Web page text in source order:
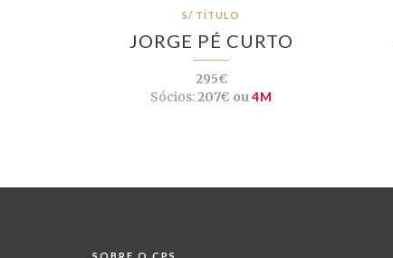
S/ TÍTULO
JORGE PÉ CURTO
295€
Sócios:207€ ou4M